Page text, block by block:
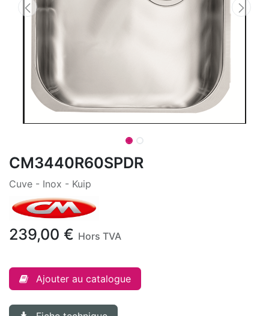
CM3440R60SPDR
Cuve - Inox - Kuip
239,00 € Hors TVA
Ajouter au catalogue